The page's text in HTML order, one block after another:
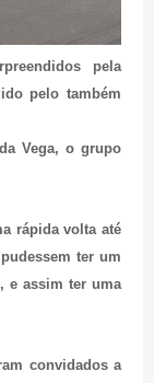
pela
pelo também
Vega, o grupo
rápida volta até
ter um
e assim ter uma
convidados a